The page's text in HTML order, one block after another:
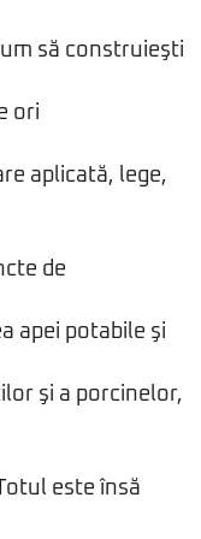
să construieşti
ori
aplicată, lege,
de
apei potabile şi
şi a porcinelor,
este însă